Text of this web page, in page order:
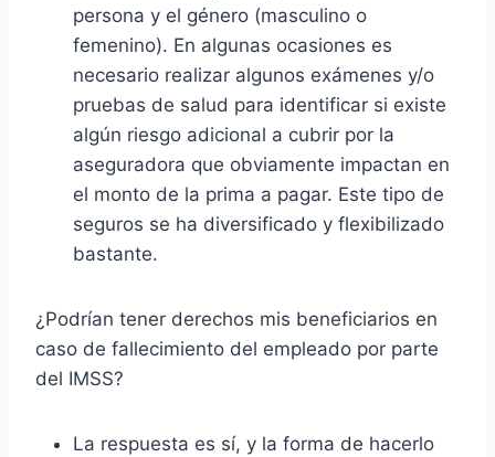
persona y el género (masculino o
femenino). En algunas ocasiones es
necesario realizar algunos exámenes y/o
pruebas de salud para identificar si existe
algún riesgo adicional a cubrir por la
aseguradora que obviamente impactan en
el monto de la prima a pagar. Este tipo de
seguros se ha diversificado y flexibilizado
bastante.
¿Podrían tener derechos mis beneficiarios en
caso de fallecimiento del empleado por parte
del IMSS?
La respuesta es sí, y la forma de hacerlo